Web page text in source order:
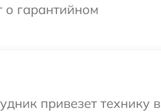
о гарантийном
привезет технику в